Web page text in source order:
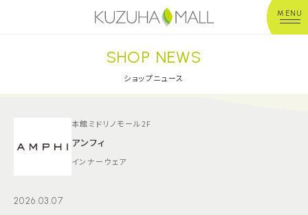
MENU
年中無休平 日：10:00~20:00
※店舗により異なる
ショップガイド
グルメ＆フード
SHOP NEWS
ショップニュース
本館ミドリノモール2F
アンフィ
インナーウェア
2026.03.07